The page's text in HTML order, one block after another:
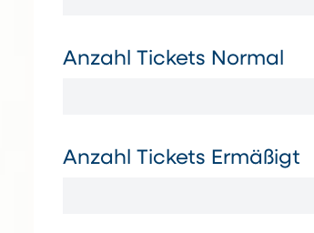
Anzahl Tickets Normal
Anzahl Tickets Ermäßigt